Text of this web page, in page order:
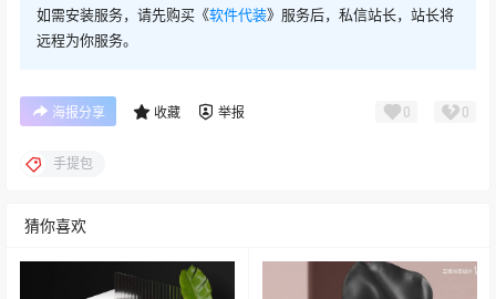
如需安装服务，请先购买《软件代装》服务后，私信站长，站长将
远程为你服务。
海报分享 收藏 举报 0 0
手提包
猜你喜欢